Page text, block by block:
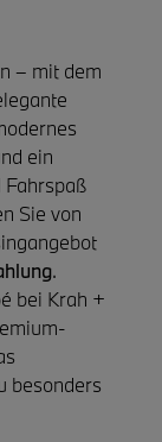
– mit dem
ein
Sie von
.
bei Krah +
besonders